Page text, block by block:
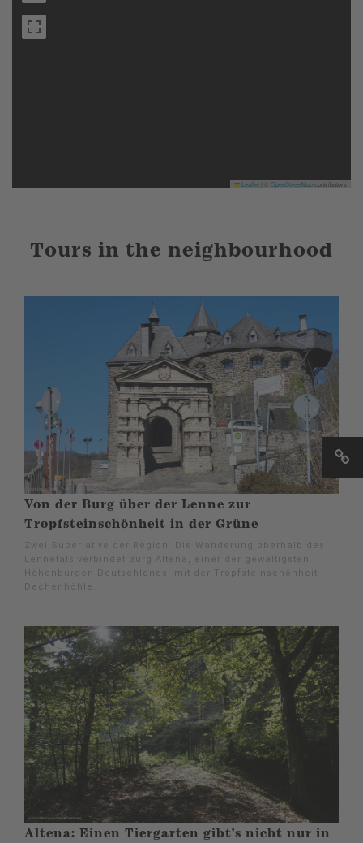
Leaflet OpenStreetMapcontributors
Tours in the neighbourhood
Von der Burg über der Lenne zur
Tropfsteinschönheit in der Grüne
Zwei Superlative der Region: Die Wanderung oberhalb des
Lennetals verbindet Burg Altena, einer der gewaltigsten
Höhenburgen Deutschlands, mit der Tropfsteinschönheit
Dechenhöhle.
Altena: Einen Tiergarten gibt's nicht nur in